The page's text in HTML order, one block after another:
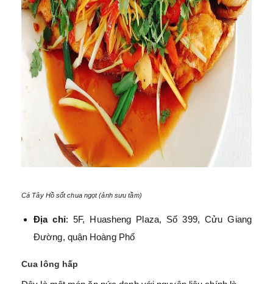
Cá Tây Hồ sốt chua ngọt (ảnh sưu tầm)
Địa chỉ: 5F, Huasheng Plaza, Số 399, Cửu Giang
Đường, quận Hoàng Phố
Cua lông hấp